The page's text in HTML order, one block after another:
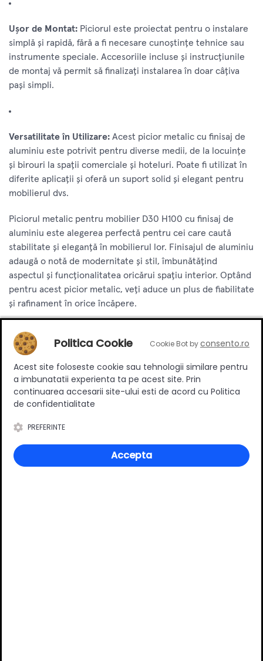
Ușor de Montat: Piciorul este proiectat pentru o instalare
simplă și rapidă, fără a fi necesare cunoștințe tehnice sau
instrumente speciale. Accesoriile incluse și instrucțiunile
de montaj vă permit să finalizați instalarea în doar câțiva
pași simpli.
Versatilitate în Utilizare: Acest picior metalic cu finisaj de
aluminiu este potrivit pentru diverse medii, de la locuințe
și birouri la spații comerciale și hoteluri. Poate fi utilizat în
diferite aplicații și oferă un suport solid și elegant pentru
mobilierul dvs.
Piciorul metalic pentru mobilier D30 H100 cu finisaj de
aluminiu este alegerea perfectă pentru cei care caută
stabilitate și eleganță în mobilierul lor. Finisajul de aluminiu
adaugă o notă de modernitate și stil, îmbunătățind
aspectul și funcționalitatea oricărui spațiu interior. Optând
pentru acest picior metalic, veți aduce un plus de fiabilitate
și rafinament în orice încăpere.
Specificatii
Inaltime
100 mm
Ajustabil
Material
Culoare
Aluminiu
Politica Cookie Cookie Bot byconsento.ro
Acest site foloseste cookie sau tehnologii similare pentru
a imbunatatii experienta ta pe acest site. Prin
continuarea accesarii site-ului esti de acord cu Politica
de confidentialitate
PREFERINTE
Accepta